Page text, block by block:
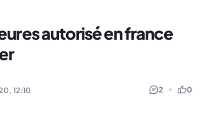
autorisé en france
12:10 2 0